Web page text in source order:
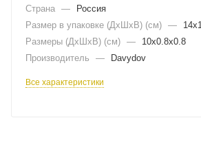
Страна —
Россия
Размер в упаковке (ДхШxВ) (см) —
Размеры (ДxШxВ) (см) —
10х0.8х0.8
Производитель
— Davydov
Все характеристики